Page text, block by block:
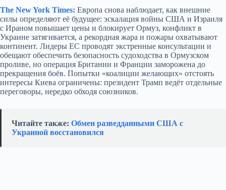
The New York Times: Европа снова наблюдает, как внешние
силы определяют её будущее: эскалация войны США и Израиля
с Ираном повышает цены и блокирует Ормуз, конфликт в
Украине затягивается, а рекордная жара и пожары охватывают
континент. Лидеры ЕС проводят экстренные консультации и
обещают обеспечить безопасность судоходства в Ормузском
проливе, но операция Британии и Франции заморожена до
прекращения боёв. Попытки «коалиции желающих» отстоять
интересы Киева ограничены: президент Трамп ведёт отдельные
переговоры, нередко обходя союзников.
Читайте также: Обмен разведданными США с
Украиной восстановился